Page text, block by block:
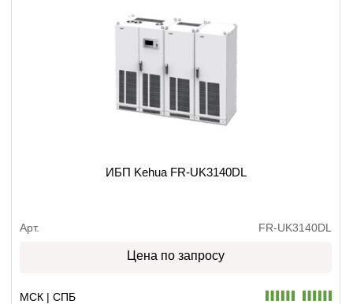
ИБП Kehua FR-UK3140DL
Арт. FR-UK3140DL
Цена по запросу
МСК | СПБ